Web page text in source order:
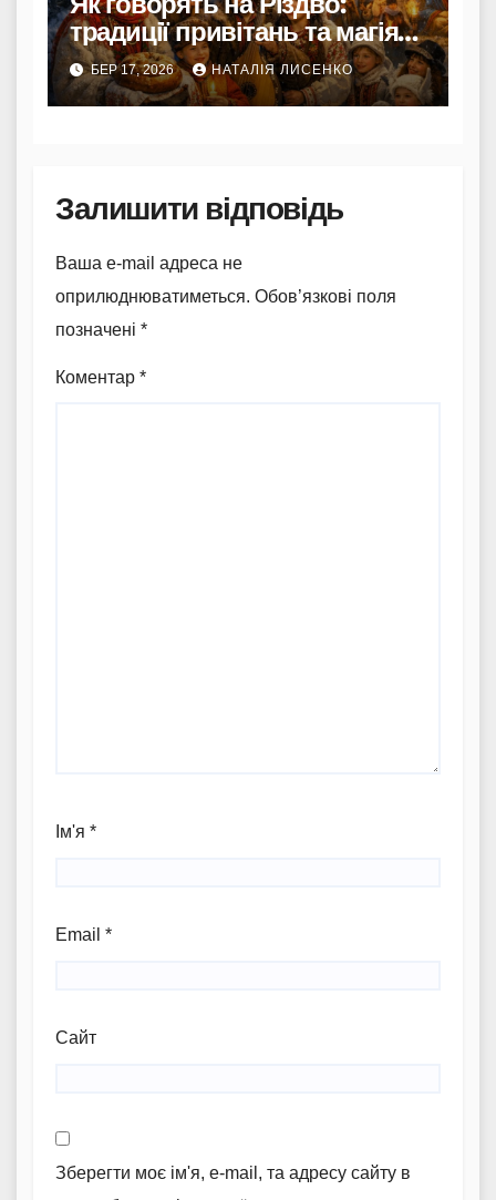
традиції привітань та магія
слів
БЕР 17, 2026 НАТАЛІЯ ЛИСЕНКО
Залишити відповідь
Ваша e-mail адреса не
оприлюднюватиметься. Обов’язкові поля
позначені *
Коментар *
Ім'я *
Email *
Сайт
Зберегти моє ім'я, e-mail, та адресу сайту в